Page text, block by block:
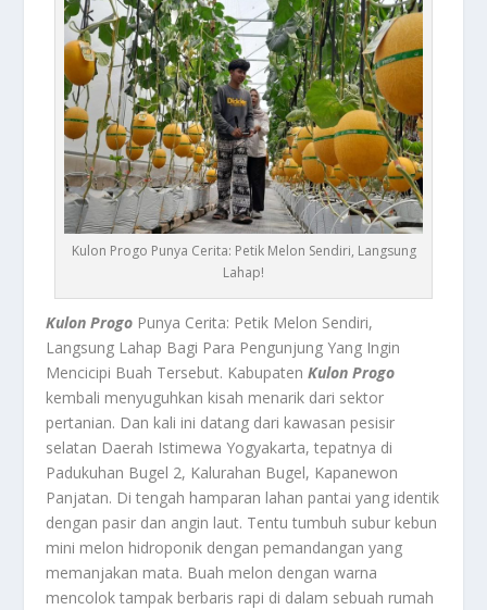
Kulon Progo Punya Cerita: Petik Melon Sendiri, Langsung
Lahap!
Kulon Progo Punya Cerita: Petik Melon Sendiri,
Langsung Lahap Bagi Para Pengunjung Yang Ingin
Mencicipi Buah Tersebut. KabupatenKulon Progo
kembali menyuguhkan kisah menarik dari sektor
pertanian. Dan kali ini datang dari kawasan pesisir
selatan Daerah Istimewa Yogyakarta, tepatnya di
Padukuhan Bugel 2, Kalurahan Bugel, Kapanewon
Panjatan. Di tengah hamparan lahan pantai yang identik
dengan pasir dan angin laut. Tentu tumbuh subur kebun
mini melon hidroponik dengan pemandangan yang
memanjakan mata. Buah melon dengan warna
mencolok tampak berbaris rapi di dalam sebuah rumah